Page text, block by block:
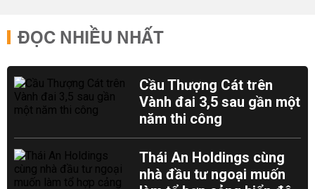
ĐỌC NHIỀU NHẤT
Cầu Thượng Cát trên
Vành đai 3,5 sau gần một
năm thi công
Thái An Holdings cùng
nhà đầu tư ngoại muốn